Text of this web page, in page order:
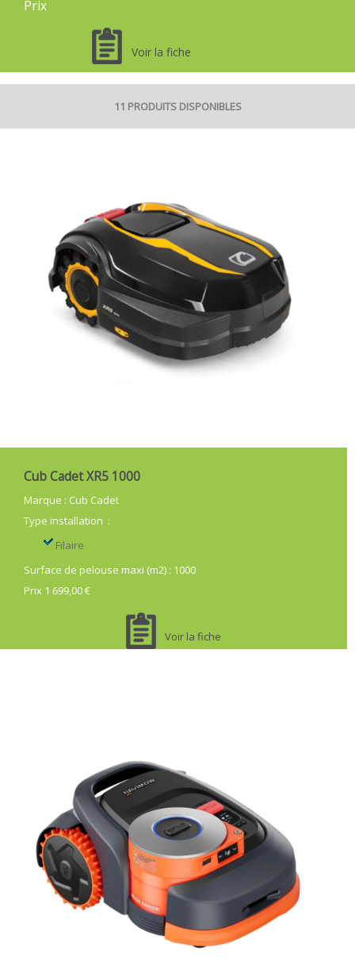
Prix
Voir la fiche
11 PRODUITS DISPONIBLES
Cub Cadet XR5 1000
Marque : Cub Cadet
Type installation :
Filaire
Surface de pelouse maxi (m2) : 1000
Prix 1 699,00 €
Voir la fiche